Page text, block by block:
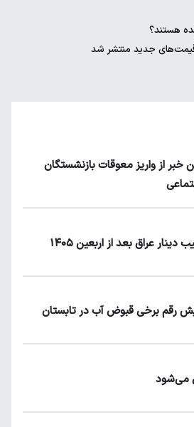
هستند؟
قیمت‌های جدید منتشر شد
خبر از واریز معوقات بازنشستگان
عراق بعد از اربعین ۱۴۰۵
رقم برخی قبوض آب در تابستان
می‌شود